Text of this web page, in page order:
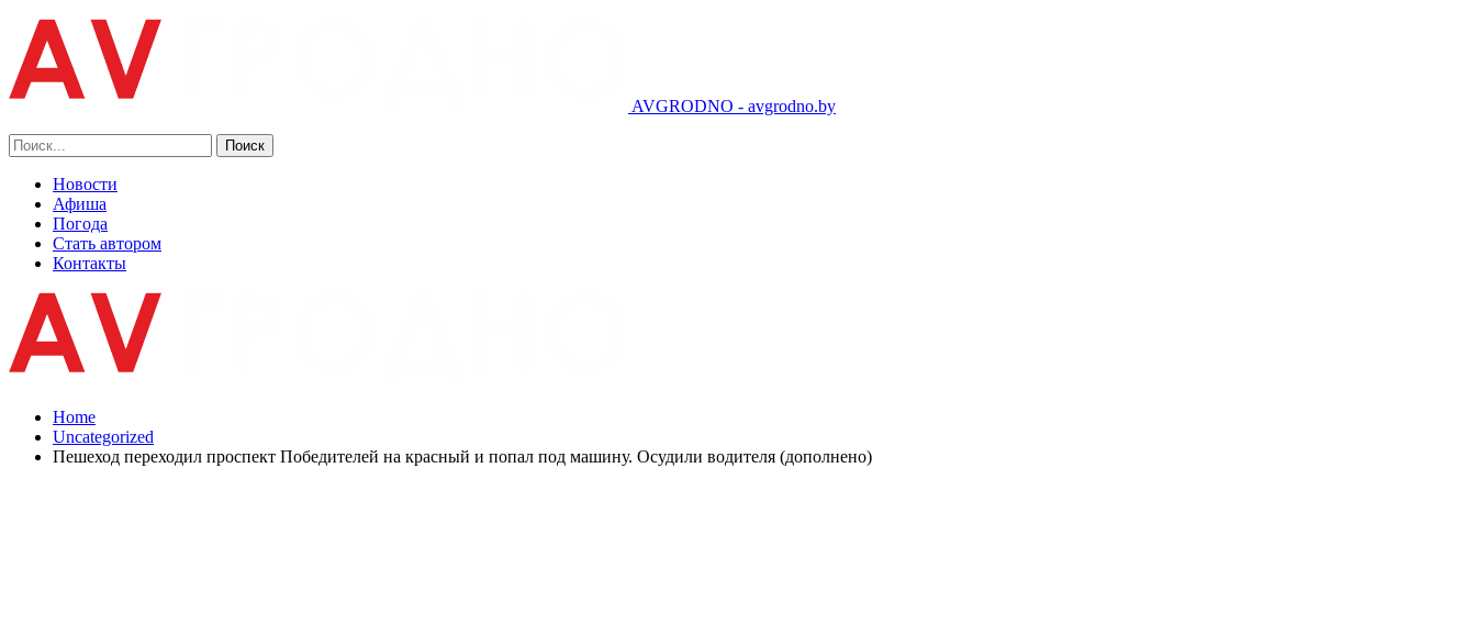
AVGRODNO - avgrodno.by
Новости
Афиша
Погода
Стать автором
Контакты
Home
Uncategorized
Пешеход переходил проспект Победителей на красный и попал под машину. Осудили водителя (дополнено)